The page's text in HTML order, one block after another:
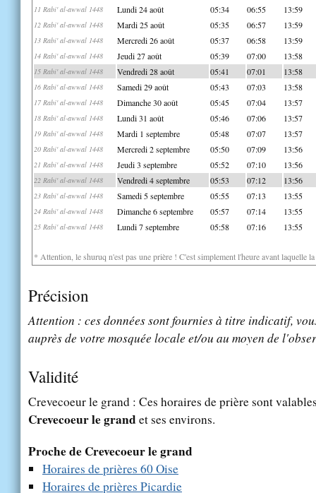
11 Rabi' al-awwal 1448 Lundi 24 août 05:34 06:55 13:59
12 Rabi' al-awwal 1448 Mardi 25 août 05:35 06:57 13:59
13 Rabi' al-awwal 1448 Mercredi 26 août 05:37 06:58 13:59
14 Rabi' al-awwal 1448 Jeudi 27 août 05:39 07:00 13:58
15 Rabi' al-awwal 1448 Vendredi 28 août 05:41 07:01 13:58
16 Rabi' al-awwal 1448 Samedi 29 août 05:43 07:03 13:58
17 Rabi' al-awwal 1448 Dimanche 30 août 05:45 07:04 13:57
18 Rabi' al-awwal 1448 Lundi 31 août 05:46 07:06 13:57
19 Rabi' al-awwal 1448 Mardi 1 septembre 05:48 07:07 13:57
20 Rabi' al-awwal 1448 Mercredi 2 septembre 05:50 07:09 13:56
21 Rabi' al-awwal 1448 Jeudi 3 septembre 05:52 07:10 13:56
22 Rabi' al-awwal 1448 Vendredi 4 septembre 05:53 07:12 13:56
23 Rabi' al-awwal 1448 Samedi 5 septembre 05:55 07:13 13:55
24 Rabi' al-awwal 1448 Dimanche 6 septembre 05:57 07:14 13:55
25 Rabi' al-awwal 1448 Lundi 7 septembre 05:58 07:16 13:55
* Attention, le shuruq n'est pas une prière ! C'est simplement l'heure avant laquelle
Précision
Attention : ces données sont fournies à titre indicatif,
auprès de votre mosquée locale et/ou au moyen de
Validité
Crevecoeur le grand : Ces horaires de prière sont
Crevecoeur le grandet ses environs.
Proche de Crevecoeur le grand
Horaires de prières 60 Oise
Horaires de prières Picardie